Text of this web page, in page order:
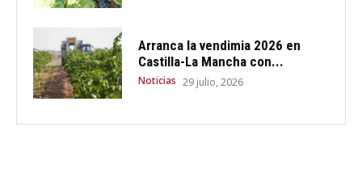
Arranca la vendimia 2026 en
Castilla-La Mancha con...
Noticias 29 julio, 2026